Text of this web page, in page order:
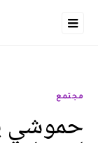
مجتمع
حموشي